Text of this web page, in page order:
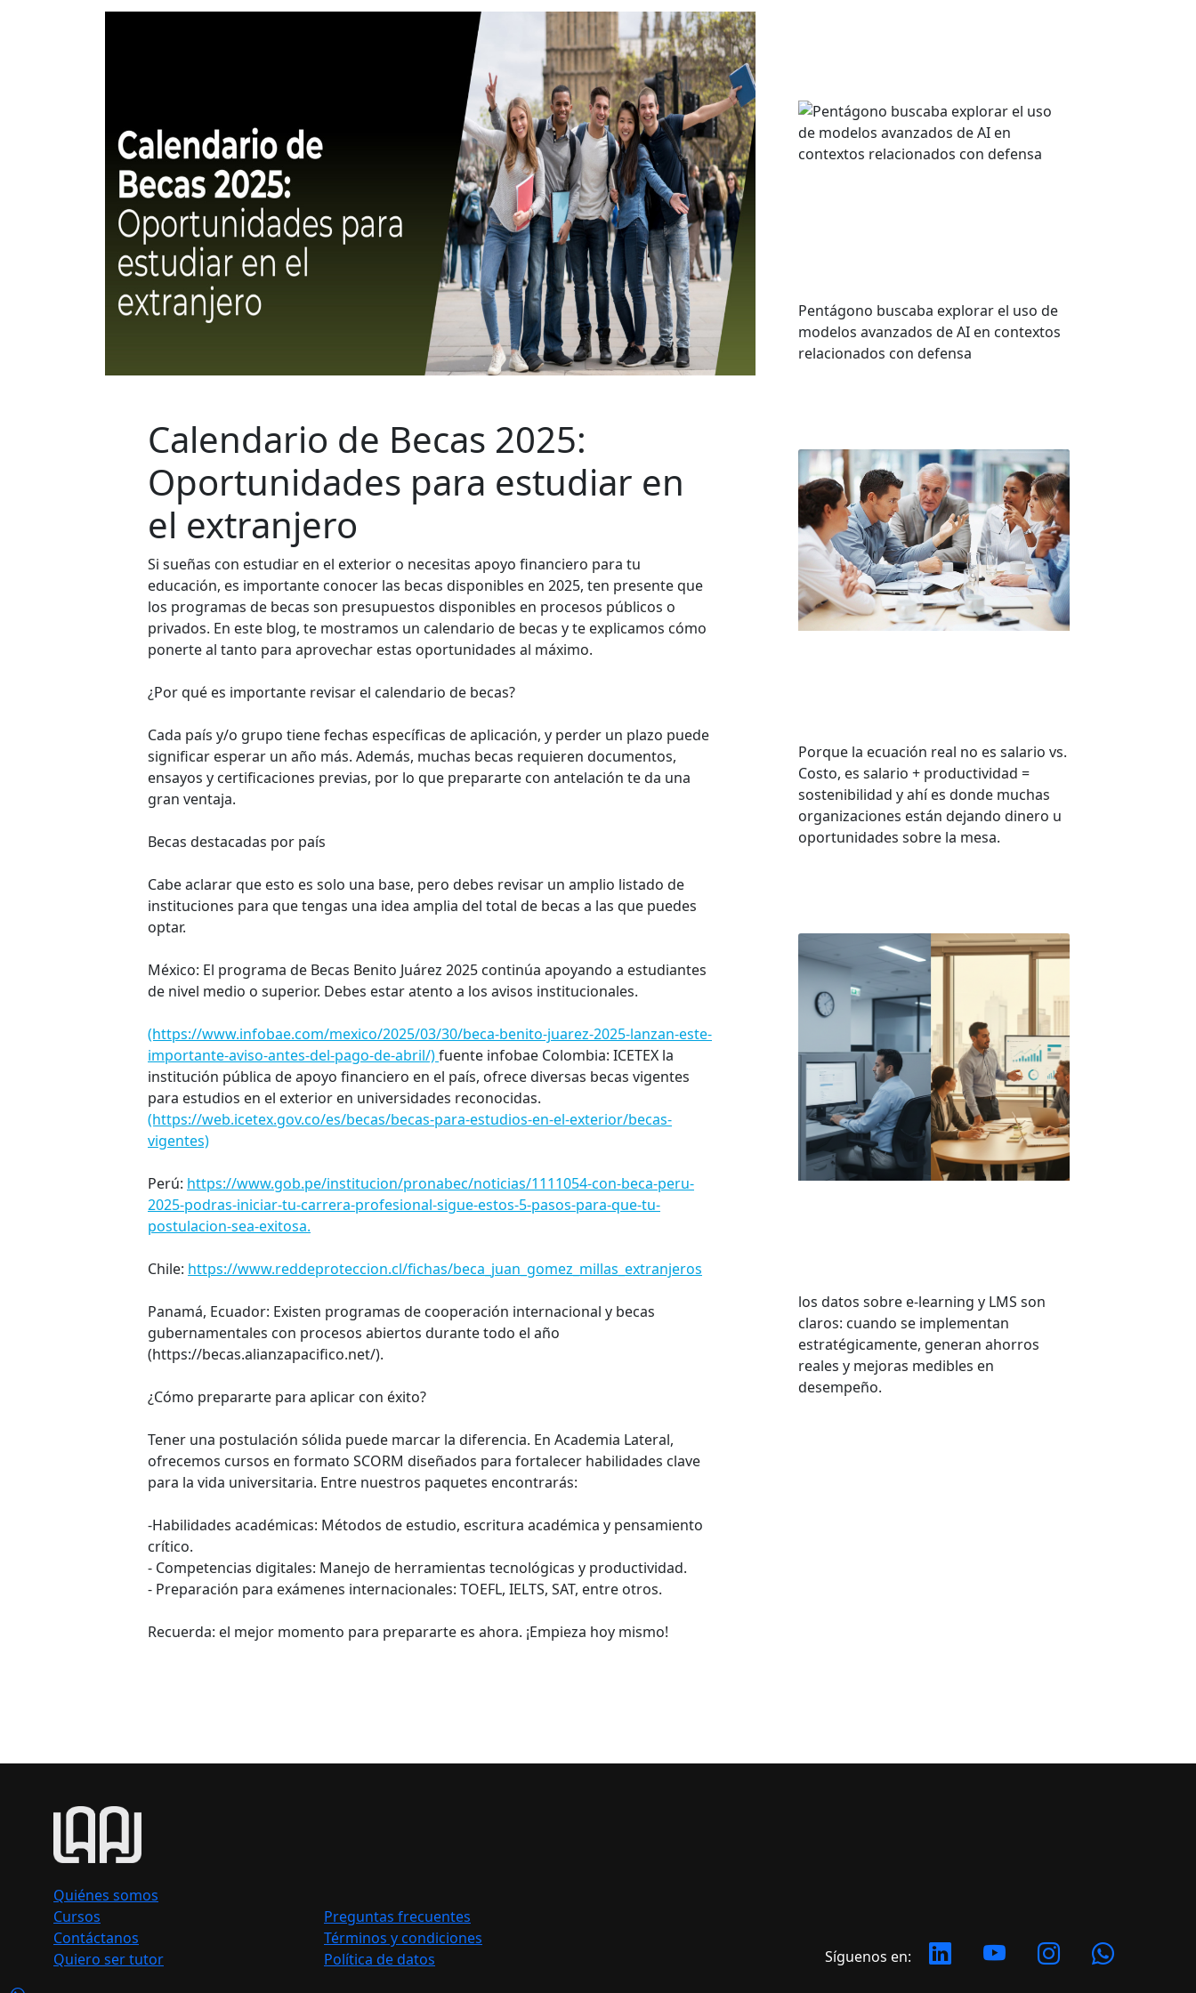
Calendario de Becas 2025:
Oportunidades para estudiar en
el extranjero
Si sueñas con estudiar en el exterior o necesitas apoyo financiero para tu
educación, es importante conocer las becas disponibles en 2025, ten presente que
los programas de becas son presupuestos disponibles en procesos públicos o
privados. En este blog, te mostramos un calendario de becas y te explicamos cómo
ponerte al tanto para aprovechar estas oportunidades al máximo.
¿Por qué es importante revisar el calendario de becas?
Cada país y/o grupo tiene fechas específicas de aplicación, y perder un plazo puede
significar esperar un año más. Además, muchas becas requieren documentos,
ensayos y certificaciones previas, por lo que prepararte con antelación te da una
gran ventaja.
Becas destacadas por país
Cabe aclarar que esto es solo una base, pero debes revisar un amplio listado de
instituciones para que tengas una idea amplia del total de becas a las que puedes
optar.
México: El programa de Becas Benito Juárez 2025 continúa apoyando a estudiantes
de nivel medio o superior. Debes estar atento a los avisos institucionales.
(https://www.infobae.com/mexico/2025/03/30/beca-benito-juarez-2025-lanzan-este-
importante-aviso-antes-del-pago-de-abril/)fuente infobae Colombia: ICETEX la
institución pública de apoyo financiero en el país, ofrece diversas becas vigentes
para estudios en el exterior en universidades reconocidas.
(https://web.icetex.gov.co/es/becas/becas-para-estudios-en-el-exterior/becas-
vigentes)
Perú: https://www.gob.pe/institucion/pronabec/noticias/1111054-con-beca-peru-
2025-podras-iniciar-tu-carrera-profesional-sigue-estos-5-pasos-para-que-tu-
postulacion-sea-exitosa.
Chile: https://www.reddeproteccion.cl/fichas/beca_juan_gomez_millas_extranjeros
Panamá, Ecuador: Existen programas de cooperación internacional y becas
gubernamentales con procesos abiertos durante todo el año
(https://becas.alianzapacifico.net/).
¿Cómo prepararte para aplicar con éxito?
Tener una postulación sólida puede marcar la diferencia. En Academia Lateral,
ofrecemos cursos en formato SCORM diseñados para fortalecer habilidades clave
para la vida universitaria. Entre nuestros paquetes encontrarás:
-Habilidades académicas: Métodos de estudio, escritura académica y pensamiento
crítico.
- Competencias digitales: Manejo de herramientas tecnológicas y productividad.
- Preparación para exámenes internacionales: TOEFL, IELTS, SAT, entre otros.
Recuerda: el mejor momento para prepararte es ahora. ¡Empieza hoy mismo!
Pentágono buscaba explorar el uso de
modelos avanzados de AI en contextos
relacionados con defensa
Porque la ecuación real no es salario vs.
Costo, es salario + productividad =
sostenibilidad y ahí es donde muchas
organizaciones están dejando dinero u
oportunidades sobre la mesa.
los datos sobre e-learning y LMS son
claros: cuando se implementan
estratégicamente, generan ahorros
reales y mejoras medibles en
desempeño.
Quiénes somos
Cursos
Contáctanos
Quiero ser tutor
Preguntas frecuentes
Términos y condiciones
Política de datos
Síguenos en: